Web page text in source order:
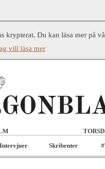
krypterat. Du kan läsa mer på
vill läsa mer
Intervjuer Skribenter